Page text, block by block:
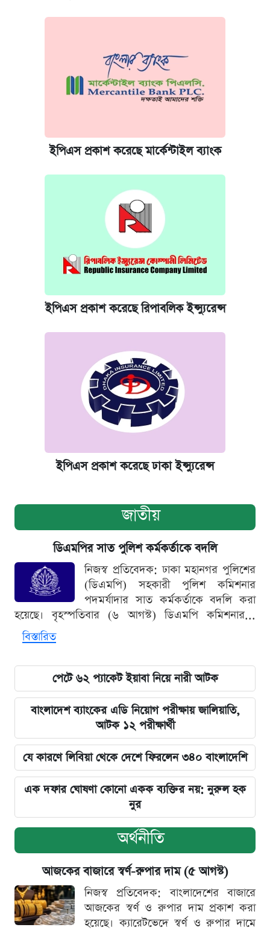
ইপিএস প্রকাশ করেছে মার্কেন্টাইল ব্যাংক
ইপিএস প্রকাশ করেছে রিপাবলিক ইন্স্যুরেন্স
ইপিএস প্রকাশ করেছে ঢাকা ইন্স্যুরেন্স
জাতীয়
ডিএমপির সাত পুলিশ কর্মকর্তাকে বদলি
নিজস্ব প্রতিবেদক: ঢাকা মহানগর পুলিশের
(ডিএমপি) সহকারী পুলিশ কমিশনার
পদমর্যাদার সাত কর্মকর্তাকে বদলি করা
হয়েছে। বৃহস্পতিবার (৬ আগস্ট) ডিএমপি কমিশনার...
বিস্তারিত
পেটে ৬২ প্যাকেট ইয়াবা নিয়ে নারী আটক
বাংলাদেশ ব্যাংকের এডি নিয়োগ পরীক্ষায় জালিয়াতি,
আটক ১২ পরীক্ষার্থী
যে কারণে লিবিয়া থেকে দেশে ফিরলেন ৩৪০ বাংলাদেশি
এক দফার ঘোষণা কোনো একক ব্যক্তির নয়: নুরুল হক
নুর
অর্থনীতি
আজকের বাজারে স্বর্ণ-রুপার দাম (৫ আগস্ট)
নিজস্ব প্রতিবেদক: বাংলাদেশের বাজারে
আজকের স্বর্ণ ও রুপার দাম প্রকাশ করা
হয়েছে। ক্যারেটভেদে স্বর্ণ ও রুপার দামে